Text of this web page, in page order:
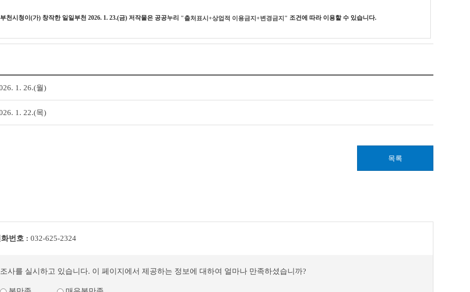
부천시청이(가) 창작한 일일부천 2026. 1. 23.(금)저작물은 공공누리 "출처표시+상업적 이용금지+변경금지" 조건에 따라 이용할 수 있습니다.
1. 26.(월)
1. 22.(목)
목록
화번호 : 032-625-2324
사를 실시하고 있습니다. 이 페이지에서 제공하는 정보에 대하여 얼마나 만족하셨습니까?